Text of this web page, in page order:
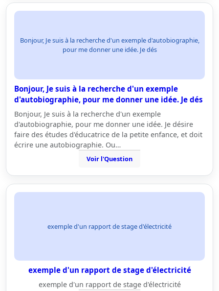
Bonjour, Je suis à la recherche d'un exemple d'autobiographie,
pour me donner une idée. Je dés
Bonjour, Je suis à la recherche d'un exemple
d'autobiographie, pour me donner une idée. Je dés
Bonjour, Je suis à la recherche d'un exemple
d'autobiographie, pour me donner une idée. Je désire
faire des études d'éducatrice de la petite enfance, et doit
écrire une autobiographie. Ou…
Voir l'Question
exemple d'un rapport de stage d'électricité
exemple d'un rapport de stage d'électricité
exemple d'un rapport de stage d'électricité